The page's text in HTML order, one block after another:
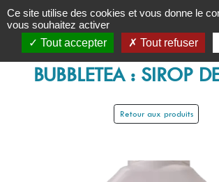
Panneau de gestion des cookies
Ce site utilise des cookies et vous donne le
vous souhaitez activer
Tout accepter
Tout refuser
BUBBLETEA : SIROP
Retour aux produits